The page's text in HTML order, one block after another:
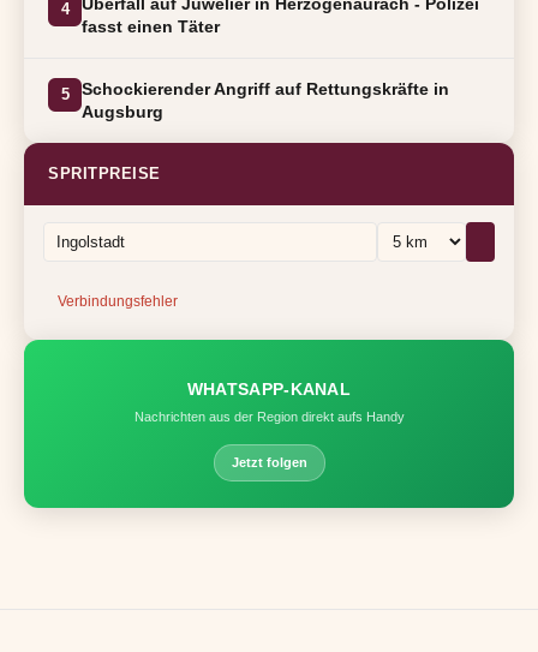
4
fasst einen Täter
5
Schockierender Angriff auf Rettungskräfte in
Augsburg
SPRITPREISE
Verbindungsfehler
WHATSAPP-KANAL
Nachrichten aus der Region direkt aufs Handy
Jetzt folgen